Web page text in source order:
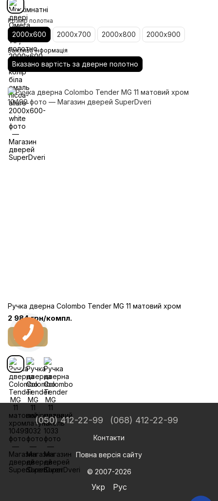
Розмір полотна
2000х600 2000х700 2000х800 2000х900
Важлива інформація
Вказано вартість за дверне полотно
Ручка дверна Colombo Tender MG 11 матовий хром
2 984 грн/компл.
Купити
(050) 412-22-99 (068) 412-22-99
Контакти
Повна версія сайту
© 2007-2026
Укр Рус